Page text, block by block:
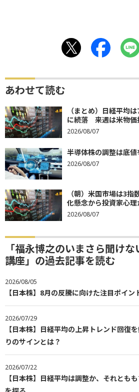
あわせて読む
（まとめ）日経平均
に続落 来週は米物価
2026/08/07
半導体株の調整は底
2026/08/07
（朝）米国市場は3
化懸念から投資家心
2026/08/07
「福永博之のいまさら聞け
講座」の過去記事を読む
2026/08/05
【日本株】8月の反騰に向けた注目ポイン
2026/07/29
【日本株】日経平均の上昇トレンド回復
りのサインとは？
2026/07/22
【日本株】日経平均は調整か、それとも